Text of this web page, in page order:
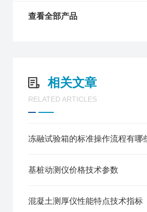
查看全部产品
相关文章
RELATED ARTICLES
冻融试验箱的标准操作流程有哪
基桩动测仪价格技术参数
混凝土测厚仪性能特点技术指标